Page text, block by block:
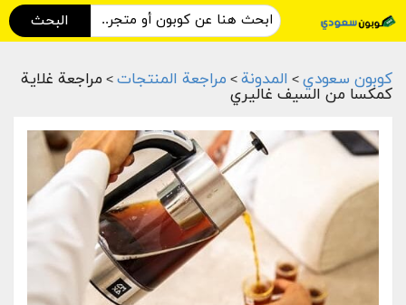
البحث
كوبون سعودي > المدونة > مراجعة المنتجات > مراجعة غلاية
كمكسا من السيف غاليري